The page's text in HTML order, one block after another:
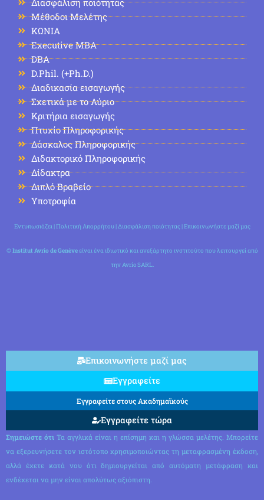
Μέθοδοι Μελέτης
ΚΩΝΙΑ
Executive MBA
DBA
D.Phil. (+Ph.D.)
Διαδικασία εισαγωγής
Σχετικά με το Αύριο
Κριτήρια εισαγωγής
Πτυχίο Πληροφορικής
Δάσκαλος Πληροφορικής
Διδακτορικό Πληροφορικής
Δίδακτρα
Διπλό Βραβείο
Υποτροφία
Εντυπωσιάζει |Πολιτική Απορρήτου| Διασφάλιση ποιότητας|Επικοινωνήστε μαζί μας
©Institut Avrio de Genèveείναι ένα ιδιωτικό και ανεξάρτητο ινστιτούτο που λειτουργεί από
την Avrio SARL.
Επικοινωνήστε μαζί μας
Εγγραφείτε
Εγγραφείτε στους Ακαδημαϊκούς
Εγγραφείτε τώρα
Σημειώστε ότι Τα αγγλικά είναι η επίσημη και η γλώσσα μελέτης. Μπορείτε
να εξερευνήσετε τον ιστότοπο χρησιμοποιώντας τη μεταφρασμένη έκδοση,
αλλά έχετε κατά νου ότι δημιουργείται από αυτόματη μετάφραση και
ενδέχεται να μην είναι απολύτως αξιόπιστη.